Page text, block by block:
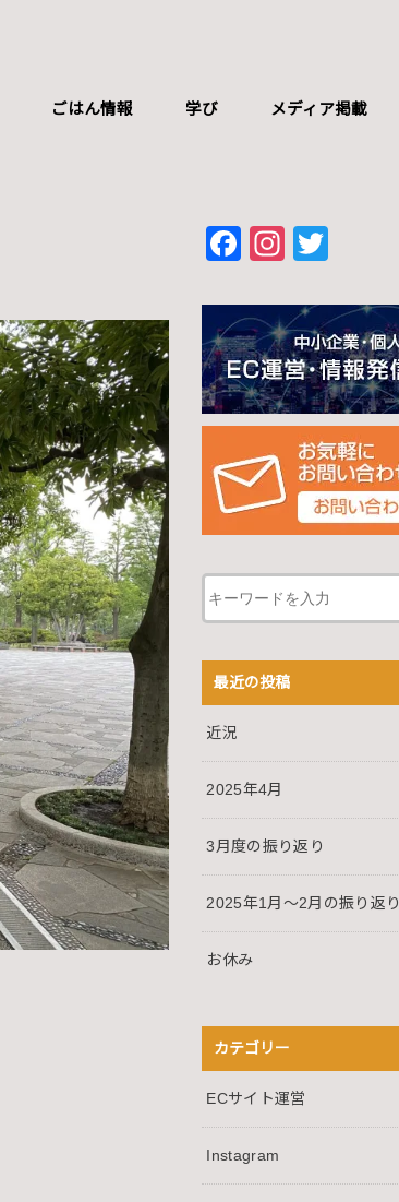
ごはん情報 学び メディア掲載
F
c
e
b
o
o
k
In
a
gr
a
m
tt
er
最近の投稿
近況
2025年4月
3月度の振り返り
2025年1月～2月の振り返り
お休み
カテゴリー
ECサイト運営
Instagram